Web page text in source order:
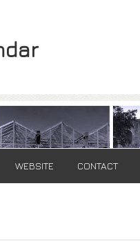
WEBSITE CONTACT